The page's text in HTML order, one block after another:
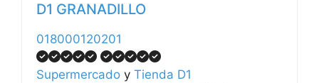
D1 GRANADILLO
018000120201
Supermercado y Tienda D1